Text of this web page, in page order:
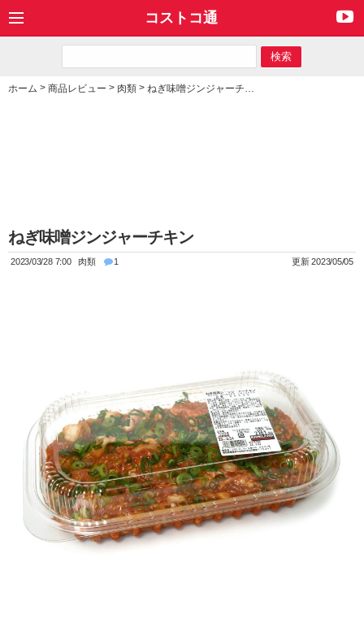
コストコ通
ホーム > 商品レビュー > 肉類 > ねぎ味噌ジンジャーチキン
ねぎ味噌ジンジャーチキン
2023/03/28 7:00 肉類 1 更新 2023/05/05